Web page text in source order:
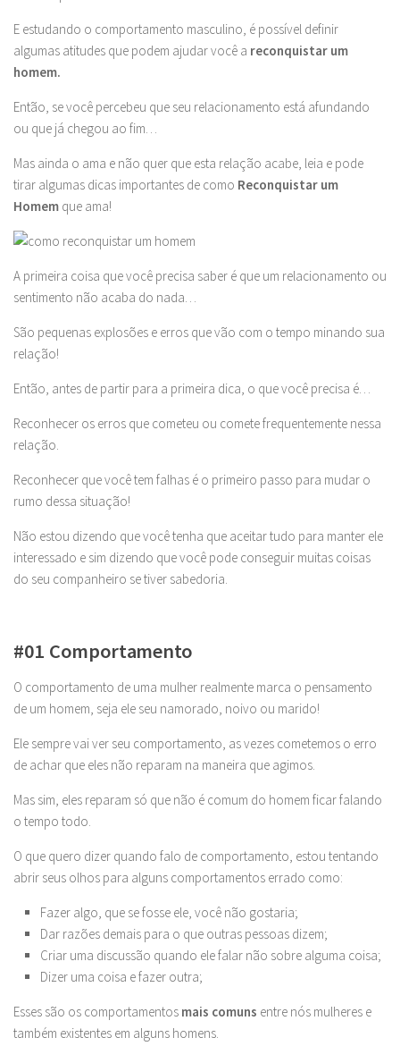
E estudando o comportamento masculino, é possível definir
algumas atitudes que podem ajudar você a reconquistar um
homem.
Então, se você percebeu que seu relacionamento está afundando
ou que já chegou ao fim…
Mas ainda o ama e não quer que esta relação acabe, leia e pode
tirar algumas dicas importantes de como Reconquistar um
Homem que ama!
A primeira coisa que você precisa saber é que um relacionamento ou
sentimento não acaba do nada…
São pequenas explosões e erros que vão com o tempo minando sua
relação!
Então, antes de partir para a primeira dica, o que você precisa é…
Reconhecer os erros que cometeu ou comete frequentemente nessa
relação.
Reconhecer que você tem falhas é o primeiro passo para mudar o
rumo dessa situação!
Não estou dizendo que você tenha que aceitar tudo para manter ele
interessado e sim dizendo que você pode conseguir muitas coisas
do seu companheiro se tiver sabedoria.
#01 Comportamento
O comportamento de uma mulher realmente marca o pensamento
de um homem, seja ele seu namorado, noivo ou marido!
Ele sempre vai ver seu comportamento, as vezes cometemos o erro
de achar que eles não reparam na maneira que agimos.
Mas sim, eles reparam só que não é comum do homem ficar falando
o tempo todo.
O que quero dizer quando falo de comportamento, estou tentando
abrir seus olhos para alguns comportamentos errado como:
Fazer algo, que se fosse ele, você não gostaria;
Dar razões demais para o que outras pessoas dizem;
Criar uma discussão quando ele falar não sobre alguma coisa;
Dizer uma coisa e fazer outra;
Esses são os comportamentos mais comuns entre nós mulheres e
também existentes em alguns homens.